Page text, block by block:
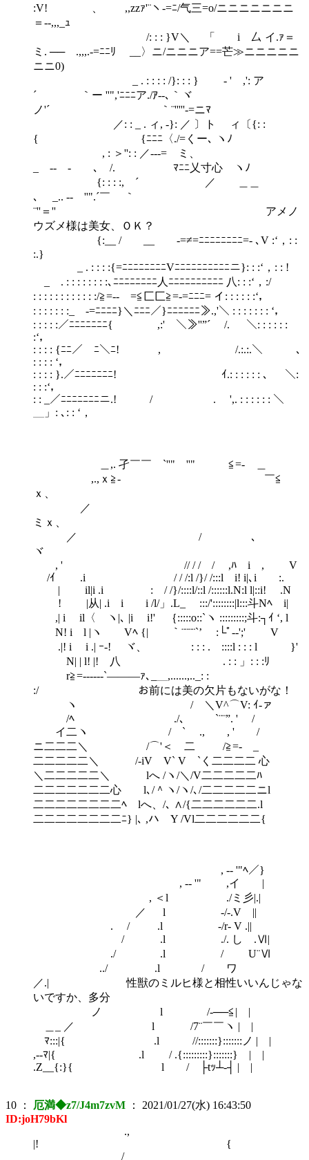
:V! 、 ,,zzｧ'¨ヽ-=ﾆ/气三=o/ニニニニニニニ
＝--,,,_ｭ
/: : : }V＼ 「 i 厶 イ.ｧ＝
ミ. ── .,,,.-=ﾆﾆﾘ ゝ__〉ニ/ニニニア==芒≫ニニニニニ
ニニ0)
_ . : : : : /}: : : } ゝ- ' ,': ア
´ ｀ー ''",'ﾆﾆﾆア./ｱ--､｀ヾゝ
ノ'´ ｀¨'''''‐=ニﾏ
／: : _ . ィ, -}: ／ 〕ト ィ〔{: :
{ {ﾆﾆﾆ〈./=くー､ ヽﾉ
, : ＞'': : ／---= ミ、
_ -‐ ‐ ､ /. ﾏﾆﾆ乂寸心 ヽﾉ
{: : : :, ´ ／ ＿＿
､ _.. -‐ ''".´￣ ｀
¨''＝'' アメノ
ウズメ様は美女、ＯＫ？
{:__ / __ -=≠=ﾆﾆﾆﾆﾆﾆﾆﾆ=- ､V :‘，: :
:.}
_ . : : : :{=ﾆﾆﾆﾆﾆﾆﾆﾆVﾆﾆﾆﾆﾆﾆﾆﾆﾆﾆニ}: : :‘，: : !
_ . : : : : : : : :､ﾆﾆﾆﾆﾆﾆﾆﾆ人ﾆﾆﾆﾆﾆﾆﾆﾆﾆﾆ 八: : :‘，:/
: : : : : : : : : : : :/≧=-- =≦匚匚≧=-=ﾆﾆﾆ= イ: : : : : :‘，
: : : : : : :_ -=ﾆﾆﾆﾆ}＼ﾆﾆﾆ／}ﾆﾆﾆﾆﾆﾆ≫.,'＼ : : : : : : : ‘，
: : : : :／ﾆﾆﾆﾆﾆﾆﾆ{ ￣ ,:' ＼≫''”´ /. ＼: : : : : :
:‘，
: : : : {ﾆﾆ／￣ﾆ＼ﾆ! , /.:.:.＼ ､
: : : : ‘，
: : : : }.／ﾆﾆﾆﾆﾆﾆﾆ! ｲ.: : : : : : ､ ＼:
: : :‘，
: : _／ﾆﾆﾆﾆﾆﾆﾆニ.! / . ',. : : : : : : ＼
＿」: ､: : ‘，
＿,. 孑￣￣ `''" ''" ≦=- ＿
,.,ｘ≧- ￣≦
ｘ、
／
ミｘ、
／ / ､
ヾ
, ' // / / / ,ﾊ i , V
/ｲ .i / / /:l /}/ /:::l i! i|､i :.
| il|i .i : / /}/::::l/::l /::::::l.N:l l|::i! .N
! |从| .i i i /l/」.L_ :::/'::::::::|l:::斗Nﾍ i|
,| i il〈 ヽ|､ |i i!' ｛:::::o::`ヽ :::::::::;斗:┐ｲ ‘, l
N! i l |ヽ Vﾍ {| ｀¨¨¨¨`’ :└ﾟ-‐';' V
.|! i i .| ｰ-! ヾ、 : : : . ::::l : : : l }'
N| | l! |! 八 . : : 」: : :ﾘ
r≧=------`―――ｧ､_＿,......,.._: :
:/ お前には美の欠片もないがな！
ヽ / ＼V^⌒V: ｲ-ァ
/ﾍ ./、 `¨¨”. ' /
イ二ヽ / ` ., , ' /
ニ二二二＼ /⌒'＜ 二 /≧=- _
二二二二二＼ /-iV V` V `く二二二二 心
＼二二二二二＼ lへ /ヽ/＼/V二二二二二ﾊ
二二二二二二二心 l､/＾ヽ/ヽ/､/二二二二二ニl
二二二二二二二二ﾍ lへ、/､ ∧/{二二二二二二.l
二二二二二二二二ﾆ} |､ ,ハ Y /Vl二二二二二二{
, -‐ '"ﾍ／}
, -‐ '" ,イ |
, ＜l ./ミ彡|.|
／ l -/-.V ||
. / .l -/r- V .||
/ .l ./. し .Ⅵ|
./ .l / U¨Ⅵ
../ .l / ワ
／.| 性獣のミルヒ様と相性いいんじゃな
いですか、多分
ノ l /‐──≦| |
＿_ ／ l /7¨￣￣ヽ | |
ﾏ:::|{ .l //:::::::}:::::::ノ | |
,-‐ﾏ|{ .l / .{:::::::::}:::::::} | |
.Z__{:}{ l / ├tｯ┴‐┤ | |
10 ： 厄満◆z7/J4m7zvM ： 2021/01/27(水) 16:43:50
ID:joH79bKl
.,
|! {